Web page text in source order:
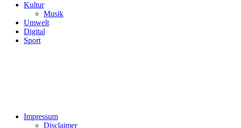
Kultur
Musik
Umwelt
Digital
Sport
Impressum
Disclaimer